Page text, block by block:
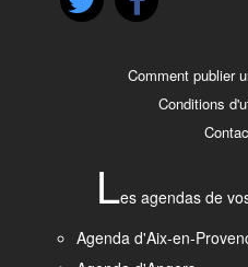
Comment publier
Conditions
Les agendas de
Agenda d'Aix-en-